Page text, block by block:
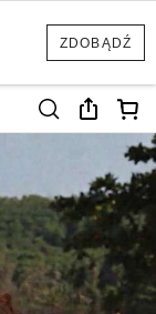
ZDOBĄDŹ